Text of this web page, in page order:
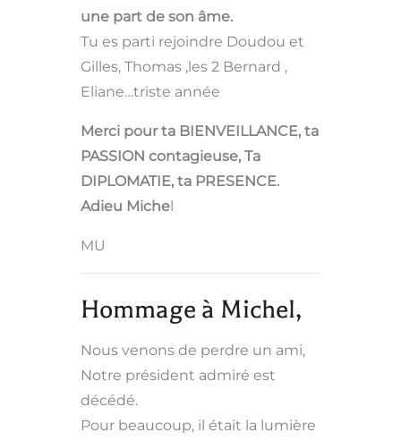
une part de son âme.
Tu es parti rejoindre Doudou et
Gilles, Thomas ,les 2 Bernard ,
Eliane…triste année
Merci pour ta BIENVEILLANCE, ta
PASSION contagieuse, Ta
DIPLOMATIE, ta PRESENCE.
Adieu Michel
MU
Hommage à Michel,
Nous venons de perdre un ami,
Notre président admiré est
décédé.
Pour beaucoup, il était la lumière